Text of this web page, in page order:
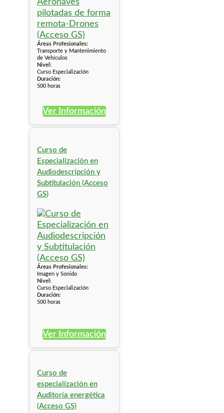
Áreas Profesionales:
Transporte y Mantenimiento
de Vehículos
Nivel:
Curso Especialización
Duración:
500 horas
Ver Información
Curso de
Especialización en
Audiodescripción y
Subtitulación (Acceso
GS)
Áreas Profesionales:
Imagen y Sonido
Nivel:
Curso Especialización
Duración:
500 horas
Ver Información
Curso de
especialización en
Auditoría energética
(Acceso GS)